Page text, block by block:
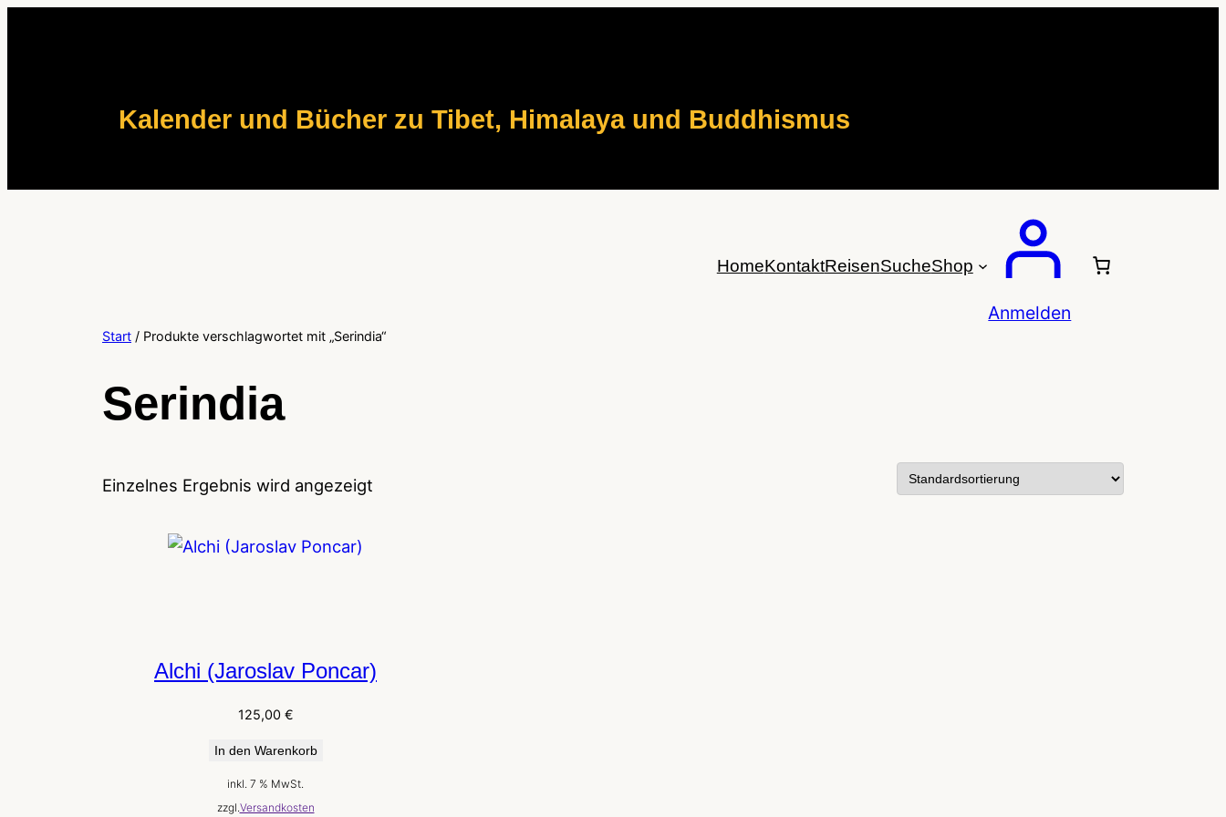
Kalender und Bücher zu Tibet, Himalaya und Buddhismus
HomeKontaktReisenSucheShop
Anmelden
Start / Produkte verschlagwortet mit „Serindia“
Serindia
Einzelnes Ergebnis wird angezeigt
Alchi (Jaroslav Poncar)
125,00 €
In den Warenkorb
inkl. 7 % MwSt.
zzgl. Versandkosten